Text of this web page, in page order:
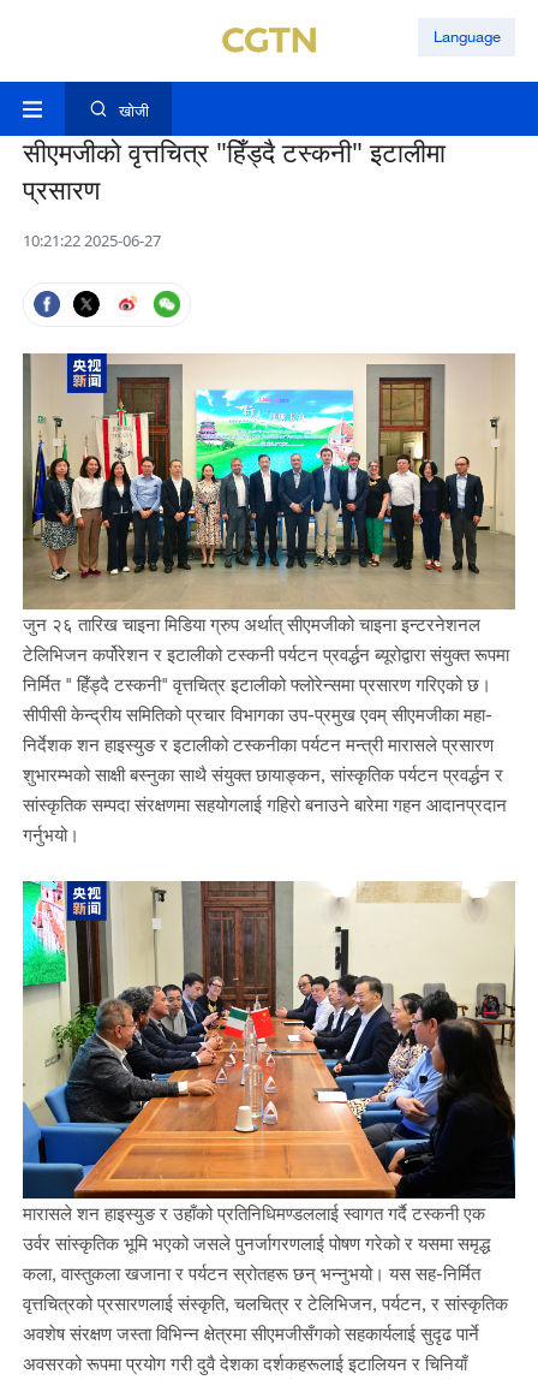
Language
खोजी
सीएमजीको वृत्तचित्र "हिँड्दै टस्कनी" इटालीमा
प्रसारण
10:21:22 2025-06-27
जुन २६ तारिख चाइना मिडिया ग्रुप अर्थात् सीएमजीको चाइना इन्टरनेशनल
टेलिभिजन कर्पोरेशन र इटालीको टस्कनी पर्यटन प्रवर्द्धन ब्यूरोद्वारा संयुक्त रूपमा
निर्मित " हिँड्दै टस्कनी" वृत्तचित्र इटालीको फ्लोरेन्समा प्रसारण गरिएको छ।
सीपीसी केन्द्रीय समितिको प्रचार विभागका उप-प्रमुख एवम् सीएमजीका महा-
निर्देशक शन हाइस्युङ र इटालीको टस्कनीका पर्यटन मन्त्री मारासले प्रसारण
शुभारम्भको साक्षी बस्नुका साथै संयुक्त छायाङ्कन, सांस्कृतिक पर्यटन प्रवर्द्धन र
सांस्कृतिक सम्पदा संरक्षणमा सहयोगलाई गहिरो बनाउने बारेमा गहन आदानप्रदान
गर्नुभयो।
मारासले शन हाइस्युङ र उहाँको प्रतिनिधिमण्डललाई स्वागत गर्दै टस्कनी एक
उर्वर सांस्कृतिक भूमि भएको जसले पुनर्जागरणलाई पोषण गरेको र यसमा समृद्ध
कला, वास्तुकला खजाना र पर्यटन स्रोतहरू छन् भन्नुभयो। यस सह-निर्मित
वृत्तचित्रको प्रसारणलाई संस्कृति, चलचित्र र टेलिभिजन, पर्यटन, र सांस्कृतिक
अवशेष संरक्षण जस्ता विभिन्न क्षेत्रमा सीएमजीसँगको सहकार्यलाई सुदृढ पार्ने
अवसरको रूपमा प्रयोग गरी दुवै देशका दर्शकहरूलाई इटालियन र चिनियाँ